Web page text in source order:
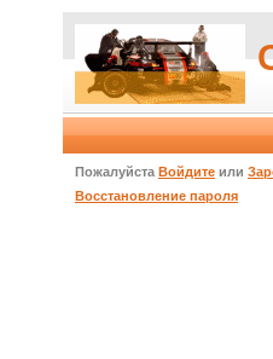
Пожалуйста Войдите или
Восстановление пароля